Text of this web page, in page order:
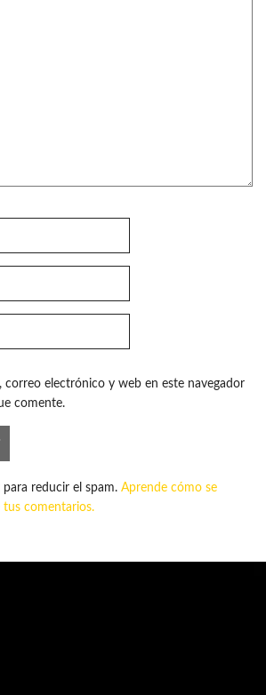
correo electrónico y web en este navegador
comente.
reducir el spam. Aprende cómo se
tus comentarios.